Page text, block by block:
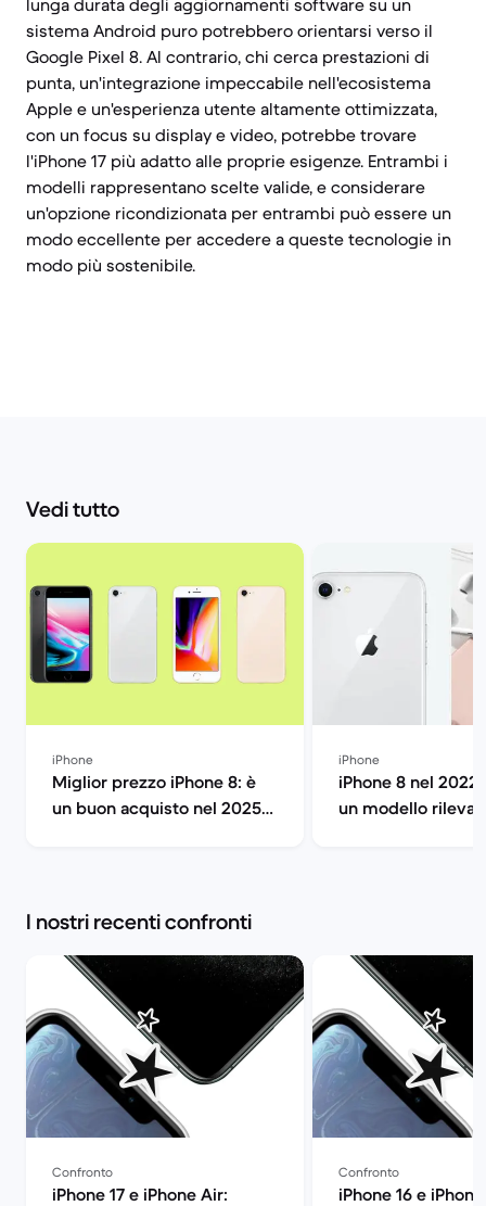
lunga durata degli aggiornamenti software su un
sistema Android puro potrebbero orientarsi verso il
Google Pixel 8. Al contrario, chi cerca prestazioni di
punta, un'integrazione impeccabile nell'ecosistema
Apple e un'esperienza utente altamente ottimizzata,
con un focus su display e video, potrebbe trovare
l'iPhone 17 più adatto alle proprie esigenze. Entrambi i
modelli rappresentano scelte valide, e considerare
un'opzione ricondizionata per entrambi può essere un
modo eccellente per accedere a queste tecnologie in
modo più sostenibile.
Vedi tutto
iPhone
Miglior prezzo iPhone 8: è
un buon acquisto nel 2025?
iPhone
iPhone 8 nel
un modello
I nostri recenti confronti
Confronto
iPhone 17 e iPhone Air:
Confronto
iPhone 16 e iPhone